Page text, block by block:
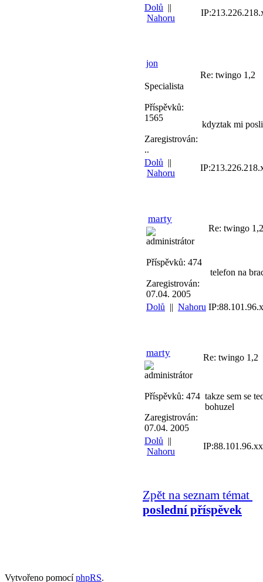
Dolů ||
Nahoru
jon
Specialista
Příspěvků:
1565
Zaregistrován:
..
Re: twingo 1,2
kdyztak mi
Dolů ||
Nahoru
marty
administrátor
Příspěvků: 474
Zaregistrován:
07.04. 2005
Re: twingo 1,2
telefon na
Dolů || Nahoru
marty
administrátor
Příspěvků: 474
Zaregistrován:
07.04. 2005
Re: twingo 1,2
takze sem se
bohuzel
Dolů ||
Nahoru
Zpět na seznam témat
poslední příspěvek
Vytvořeno pomocíphpRS.